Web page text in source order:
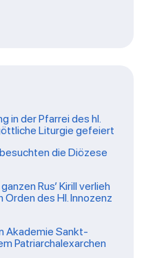
in der Pfarrei des hl.
Liturgie gefeiert
die Diözese
Rus’ Kirill verlieh
des Hl. Innozenz
Akademie Sankt-
Patriarchalexarchen